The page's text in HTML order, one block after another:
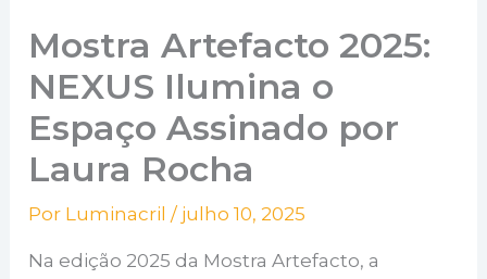
Mostra Artefacto 2025:
NEXUS Ilumina o
Espaço Assinado por
Laura Rocha
Por Luminacril/ julho 10, 2025
Na edição 2025 da Mostra Artefacto, a